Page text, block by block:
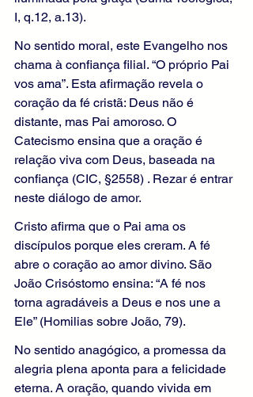
I, q.12, a.13).
No sentido moral, este Evangelho nos
chama à confiança filial. “O próprio Pai
vos ama”. Esta afirmação revela o
coração da fé cristã: Deus não é
distante, mas Pai amoroso. O
Catecismo ensina que a oração é
relação viva com Deus, baseada na
confiança (CIC, §2558) . Rezar é entrar
neste diálogo de amor.
Cristo afirma que o Pai ama os
discípulos porque eles creram. A fé
abre o coração ao amor divino. São
João Crisóstomo ensina: “A fé nos
torna agradáveis a Deus e nos une a
Ele” (Homilias sobre João, 79).
No sentido anagógico, a promessa da
alegria plena aponta para a felicidade
eterna. A oração, quando vivida em